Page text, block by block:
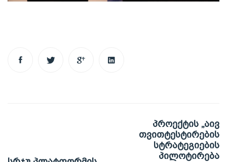
პროექტის „აივ
თვითტესტირების
სტრატეგიების
პილოტირება